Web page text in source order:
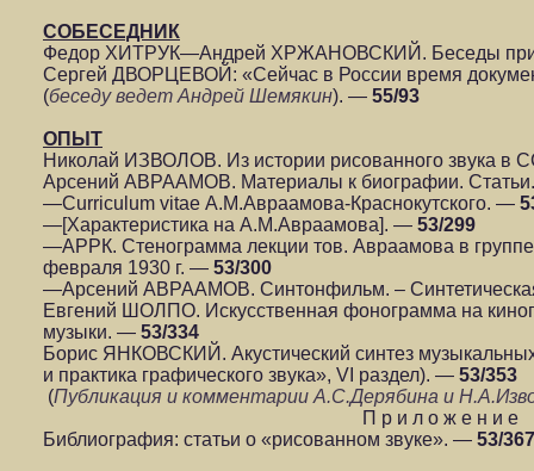
СОБЕСЕДНИК
Федор ХИТРУК—Андрей ХРЖАНОВСКИЙ. Беседы
Сергей ДВОРЦЕВОЙ: «Сейчас в России время
(беседу ведет Андрей Шемякин). — 55/93
ОПЫТ
Николай ИЗВОЛОВ. Из истории рисованного звука
Арсений АВРААМОВ. Материалы к биографии. Статьи.
—Curriculum vitae А.М.Авраамова-Краснокутского. —
—[Характеристика на А.М.Авраамова]. — 53/299
—АРРК. Стенограмма лекции тов. Авраамова в группе
февраля 1930 г. — 53/300
—Арсений АВРААМОВ. Синтонфильм. –
Евгений ШОЛПО. Искусственная фонограмма на
музыки. — 53/334
Борис ЯНКОВСКИЙ. Акустический синтез музыкальных
и практика графического звука», VI раздел). — 53/353
(Публикация и комментарии А.С.Дерябина и
П р и л о ж е н и е
Библиография: статьи о «рисованном звуке». — 53/367